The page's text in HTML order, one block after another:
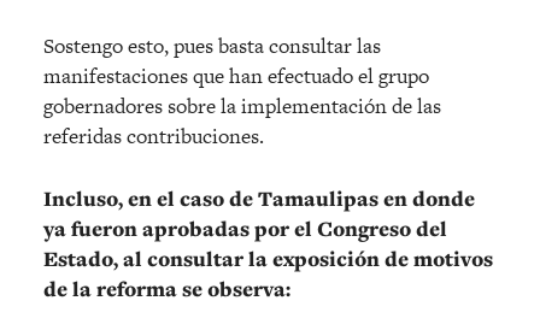
Sostengo esto, pues basta consultar las
manifestaciones que han efectuado el grupo
gobernadores sobre la implementación de las
referidas contribuciones.
Incluso, en el caso de Tamaulipas en donde
ya fueron aprobadas por el Congreso del
Estado, al consultar la exposición de motivos
de la reforma se observa: